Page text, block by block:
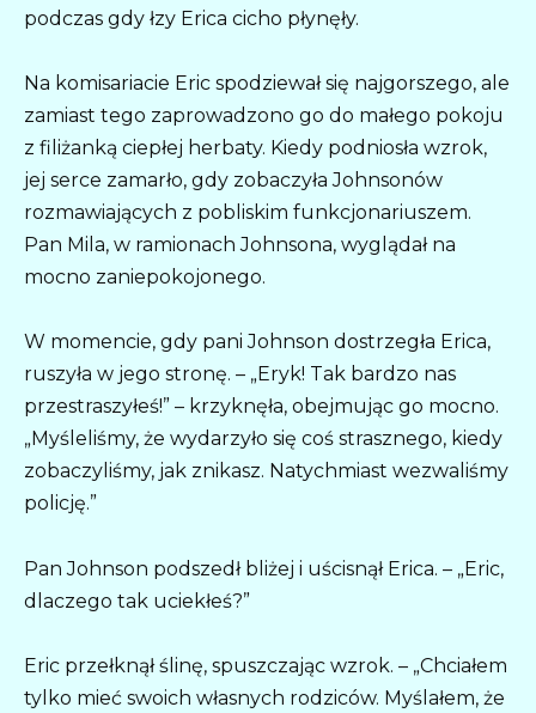
podczas gdy łzy Erica cicho płynęły.
Na komisariacie Eric spodziewał się najgorszego, ale
zamiast tego zaprowadzono go do małego pokoju
z filiżanką ciepłej herbaty. Kiedy podniosła wzrok,
jej serce zamarło, gdy zobaczyła Johnsonów
rozmawiających z pobliskim funkcjonariuszem.
Pan Mila, w ramionach Johnsona, wyglądał na
mocno zaniepokojonego.
W momencie, gdy pani Johnson dostrzegła Erica,
ruszyła w jego stronę. – „Eryk! Tak bardzo nas
przestraszyłeś!” – krzyknęła, obejmując go mocno.
„Myśleliśmy, że wydarzyło się coś strasznego, kiedy
zobaczyliśmy, jak znikasz. Natychmiast wezwaliśmy
policję.”
Pan Johnson podszedł bliżej i uścisnął Erica. – „Eric,
dlaczego tak uciekłeś?”
Eric przełknął ślinę, spuszczając wzrok. – „Chciałem
tylko mieć swoich własnych rodziców. Myślałem, że